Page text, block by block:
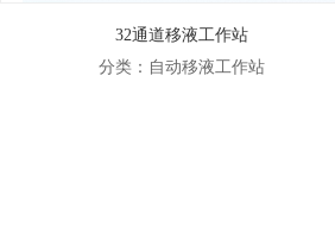
32通道移液工作站
分类：自动移液工作站